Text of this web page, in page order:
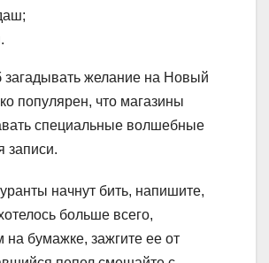
загадывать желание на Новый
популярен, что магазины
специальные волшебные
записи.
начнут бить, напишите,
больше всего,
бумажке, зажгите ее от